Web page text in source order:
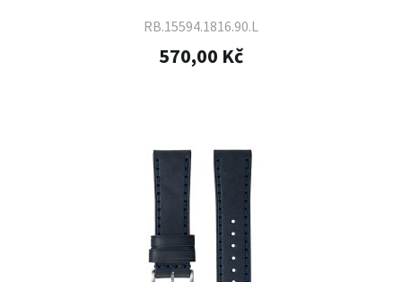
RB.15594.1816.90.L
570,00 Kč